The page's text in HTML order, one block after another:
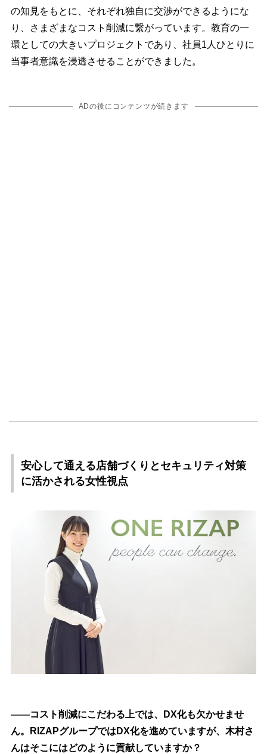
の知見をもとに、それぞれ独自に交渉ができるようにな
り、さまざまなコスト削減に繋がっています。教育の一
環としての大きいプロジェクトであり、社員1人ひとりに
当事者意識を浸透させることができました。
ADの後にコンテンツが続きます
安心して通える店舗づくりとセキュリティ対策
に活かされる女性視点
――コスト削減にこだわる上では、DX化も欠かせませ
ん。RIZAPグループではDX化を進めていますが、木村さ
んはそこにはどのように貢献していますか？